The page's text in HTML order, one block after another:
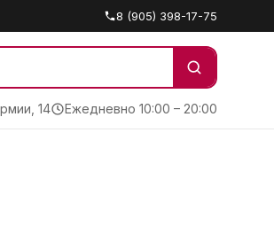
8 (905) 398-17-75
14 Ежедневно 10:00 – 20:00